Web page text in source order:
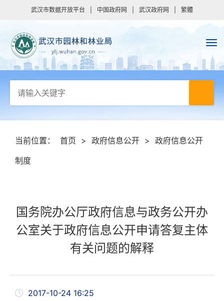
武汉市数据开放平台 中国政府网 武汉政府网 繁體
当前位置： 首页 > 政府信息公开 > 政府信息公开
制度
国务院办公厅政府信息与政务公开办
公室关于政府信息公开申请答复主体
有关问题的解释
2017-10-24 16:25